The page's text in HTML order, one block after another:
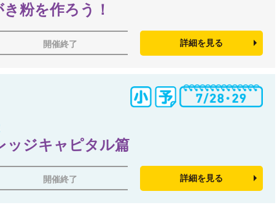
粉を作ろう！
開催終了 詳細を見る
ッジキャピタル篇
開催終了 詳細を見る